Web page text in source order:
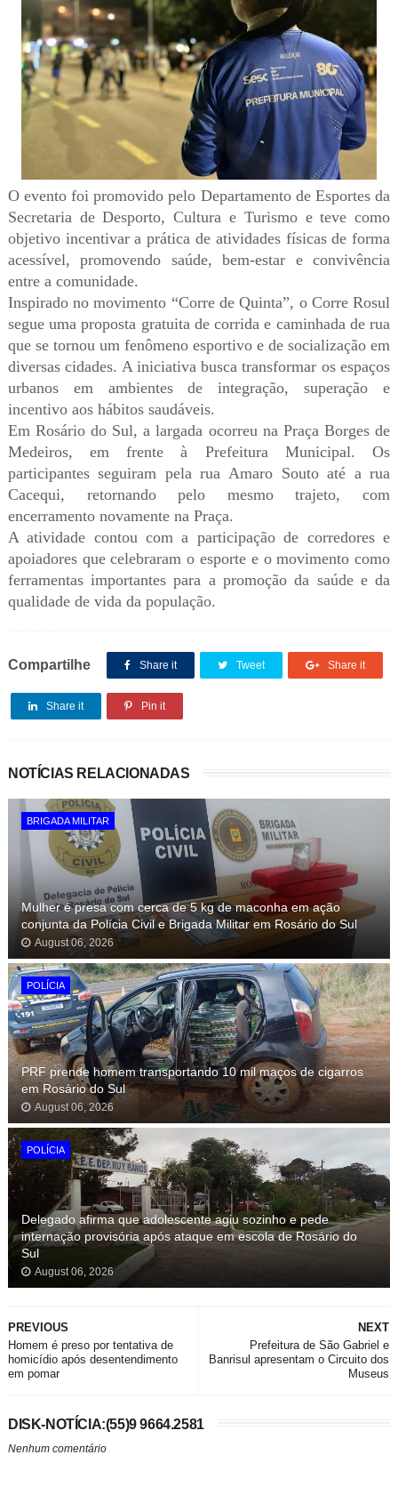
O evento foi promovido pelo Departamento de Esportes da
Secretaria de Desporto, Cultura e Turismo e teve como
objetivo incentivar a prática de atividades físicas de forma
acessível, promovendo saúde, bem-estar e convivência
entre a comunidade.
Inspirado no movimento “Corre de Quinta”, o Corre Rosul
segue uma proposta gratuita de corrida e caminhada de rua
que se tornou um fenômeno esportivo e de socialização em
diversas cidades. A iniciativa busca transformar os espaços
urbanos em ambientes de integração, superação e
incentivo aos hábitos saudáveis.
Em Rosário do Sul, a largada ocorreu na Praça Borges de
Medeiros, em frente à Prefeitura Municipal. Os
participantes seguiram pela rua Amaro Souto até a rua
Cacequi, retornando pelo mesmo trajeto, com
encerramento novamente na Praça.
A atividade contou com a participação de corredores e
apoiadores que celebraram o esporte e o movimento como
ferramentas importantes para a promoção da saúde e da
qualidade de vida da população.
Compartilhe Share it Tweet Share it
Share it Pin it
NOTÍCIAS RELACIONADAS
BRIGADA MILITAR
Mulher é presa com cerca de 5 kg de maconha em ação
conjunta da Polícia Civil e Brigada Militar em Rosário do Sul
August 06, 2026
POLÍCIA
PRF prende homem transportando 10 mil maços de cigarros
em Rosário do Sul
August 06, 2026
POLÍCIA
Delegado afirma que adolescente agiu sozinho e pede
internação provisória após ataque em escola de Rosário do
Sul
August 06, 2026
NEXT
Prefeitura de São Gabriel e
Banrisul apresentam o Circuito dos
Museus
PREVIOUS
Homem é preso por tentativa de
homicídio após desentendimento
em pomar
DISK-NOTÍCIA:(55)9 9664.2581
Nenhum comentário